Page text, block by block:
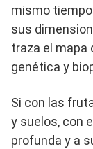
mismo
sus
traza el mapa
genética y
Si con las
y suelos, con
profunda y a